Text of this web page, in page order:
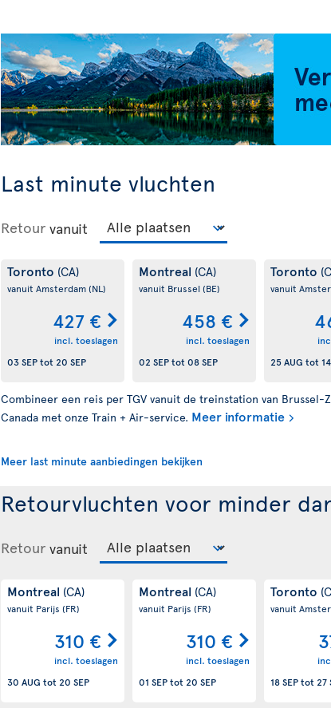
Last minute vluchten
Retour vanuit
Toronto (CA)
vanuit Amsterdam(NL)
427 €
incl. toeslagen
03 SEPtot 20 SEP
Montreal (CA)
vanuit Brussel (BE)
458 €
incl. toeslagen
02 SEPtot 08 SEP
Toronto
vanuit
25 AUG tot
Combineer een reis per TGV vanuit de treinstation van
Canada met onze Train + Air-service. Meer informatie
Meer last minute aanbiedingen bekijken
Retourvluchten voor minder
Retour vanuit
Montreal (CA)
vanuit Parijs (FR)
310 €
incl. toeslagen
30 AUG tot 20 SEP
Montreal (CA)
vanuit Parijs (FR)
310 €
incl. toeslagen
01 SEPtot 20 SEP
Toronto
vanuit
18 SEPtot 27